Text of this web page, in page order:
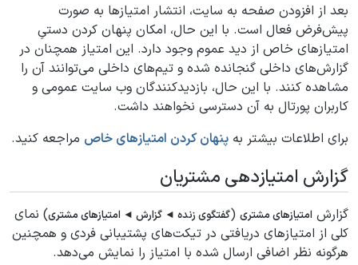
بعد از افزودن صفحه به سایت، انتشار امتیازها به صورت
پیش‌فرض فعال است. با این حال، امکان پنهان کردن دستیِ
امتیازهای خاص از دید عموم وجود دارد. این امتیاز همچنان در
گزارش‌های داخلی گنجانده شده و تیم‌های داخلی می‌توانند آن را
مشاهده کنند. با این حال، بازدیدکنندگان وب سایت عمومی و
کاربران پورتال به آن دسترسی نخواهند داشت.
برای اطلاعات بیشتر به پنهان کردن امتیازهای خاص مراجعه کنید.
گزارش امتیازدهی مشتریان
گزارش امتیازهای مشتری (گفتگوی زنده ◄ گزارش ◄ امتیازهای مشتری) نمای
کلی از امتیازهای دریافتی در تیکت‌های پشتیبانی فردی و همچنین
هرگونه نظر اضافی ارسال شده با امتیاز را نمایش می‌دهد.